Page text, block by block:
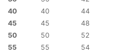
40
40
44
45
45
48
50
50
52
55
55
54